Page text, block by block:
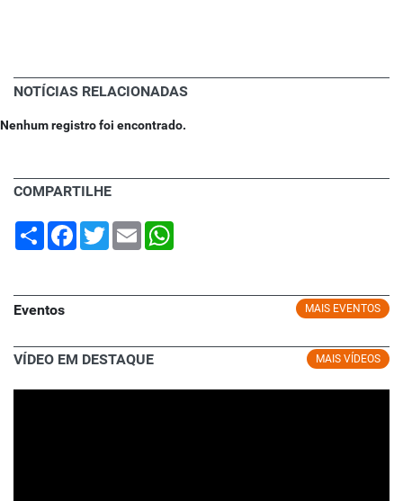
NOTÍCIAS RELACIONADAS
Nenhum registro foi encontrado.
COMPARTILHE
Share Facebook
TwitterEmail
MAIS EVENTOS
Eventos
MAIS VÍDEOS
VÍDEO EM DESTAQUE